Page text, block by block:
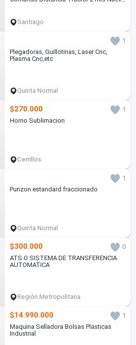
Santiago
1
Plegadoras, Guillotinas, Laser Cnc,
Plasma Cnc,etc
Quinta Normal
$270.000
1
Horno Sublimacion
Cerrillos
1
Punzon estandard fraccionado
Quinta Normal
$300.000
0
ATS O SISTEMA DE TRANSFERENCIA
AUTOMATICA
Región Metropolitana
$14.990.000
1
Maquina Selladora Bolsas Plasticas
Industrial